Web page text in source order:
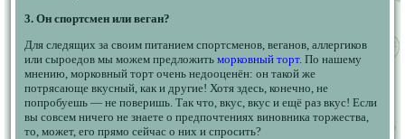
3. Он спортсмен или веган?
Для следящих за своим питанием спортсменов, веганов, аллергиков
или сыроедов мы можем предложить морковный торт. По нашему
мнению, морковный торт очень недооценён: он такой же
потрясающе вкусный, как и другие! Хотя здесь, конечно, не
попробуешь — не поверишь. Так что, вкус, вкус и ещё раз вкус! Если
вы совсем ничего не знаете о предпочтениях виновника торжества,
то, может, его прямо сейчас о них и спросить?